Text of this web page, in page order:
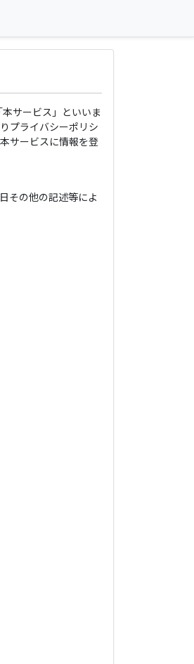
サービス」といいま
プライバシーポリシ
サービスに情報を登
その他の記述等によ